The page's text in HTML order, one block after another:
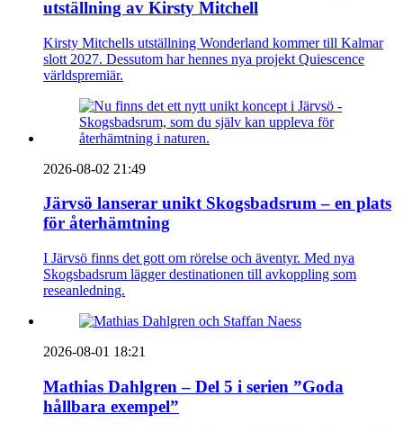
utställning av Kirsty Mitchell
Kirsty Mitchells utställning Wonderland kommer till Kalmar
slott 2027. Dessutom har hennes nya projekt Quiescence
världspremiär.
2026-08-02 21:49
Järvsö lanserar unikt Skogsbadsrum – en plats
för återhämtning
I Järvsö finns det gott om rörelse och äventyr. Med nya
Skogsbadsrum lägger destinationen till avkoppling som
reseanledning.
2026-08-01 18:21
Mathias Dahlgren – Del 5 i serien ”Goda
hållbara exempel”